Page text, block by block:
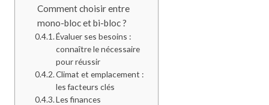
Comment choisir entre
mono-bloc et bi-bloc ?
Évaluer ses besoins :
connaître le nécessaire
pour réussir
Climat et emplacement :
les facteurs clés
Les finances